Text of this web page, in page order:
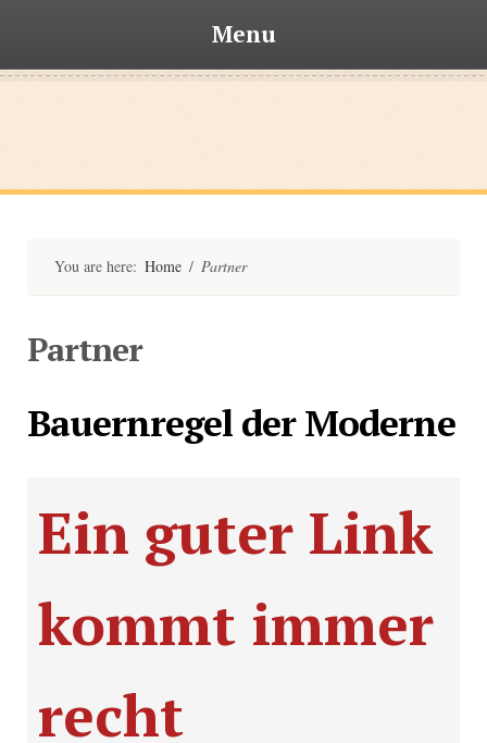
Menu
Skip
Bischofsteiner
You are here: Home / Partner
Partner
Bauernregel der Moderne
Ein guter Link
kommt immer
recht